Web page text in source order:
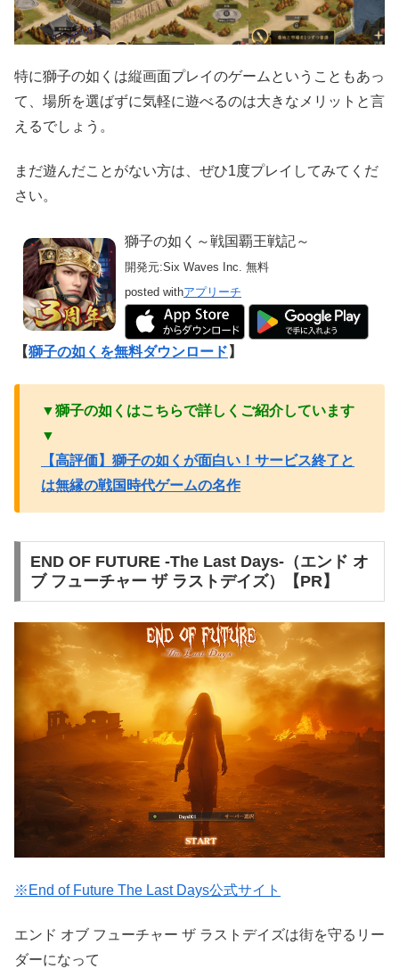
特に獅子の如くは縦画面プレイのゲームということもあっ
て、場所を選ばずに気軽に遊べるのは大きなメリットと言
えるでしょう。
まだ遊んだことがない方は、ぜひ1度プレイしてみてくだ
さい。
獅子の如く～戦国覇王戦記～
開発元:Six Waves Inc. 無料
posted withアプリーチ
【獅子の如くを無料ダウンロード 】
▼獅子の如くはこちらで詳しくご紹介しています
▼
【高評価】獅子の如くが面白い！サービス終了と
は無縁の戦国時代ゲームの名作
END OF FUTURE -The Last Days-（エンド オ
ブ フューチャー ザ ラストデイズ）【PR】
※End of Future The Last Days公式サイト
エンド オブ フューチャー ザ ラストデイズは街を守るリー
ダーになって